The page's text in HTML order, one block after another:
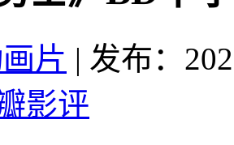
片 | 发布：
影评